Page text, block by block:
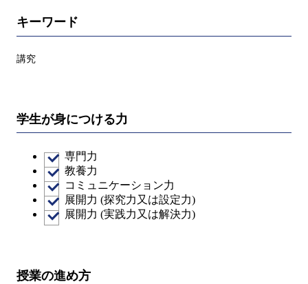
キーワード
講究
学生が身につける力
専門力
教養力
コミュニケーション力
展開力 (探究力又は設定力)
展開力 (実践力又は解決力)
授業の進め方